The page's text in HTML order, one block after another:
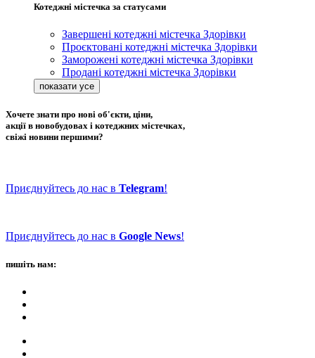
Котеджні містечка за статусами
Завершені котеджні містечка Здорівки
Проєктовані котеджні містечка Здорівки
Заморожені котеджні містечка Здорівки
Продані котеджні містечка Здорівки
Хочете знати про нові об'єкти, ціни,
акції в новобудовах і котеджних містечках,
свіжі новини першими?
Приєднуйтесь до нас в Telegram!
Приєднуйтесь до нас в Google News!
пишіть нам: